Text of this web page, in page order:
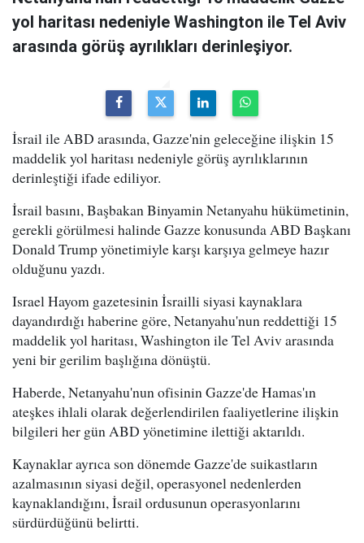
yol haritası nedeniyle Washington ile Tel Aviv
arasında görüş ayrılıkları derinleşiyor.
İsrail ile ABD arasında, Gazze'nin geleceğine ilişkin 15
maddelik yol haritası nedeniyle görüş ayrılıklarının
derinleştiği ifade ediliyor.
İsrail basını, Başbakan Binyamin Netanyahu hükümetinin,
gerekli görülmesi halinde Gazze konusunda ABD Başkanı
Donald Trump yönetimiyle karşı karşıya gelmeye hazır
olduğunu yazdı.
Israel Hayom gazetesinin İsrailli siyasi kaynaklara
dayandırdığı haberine göre, Netanyahu'nun reddettiği 15
maddelik yol haritası, Washington ile Tel Aviv arasında
yeni bir gerilim başlığına dönüştü.
Haberde, Netanyahu'nun ofisinin Gazze'de Hamas'ın
ateşkes ihlali olarak değerlendirilen faaliyetlerine ilişkin
bilgileri her gün ABD yönetimine ilettiği aktarıldı.
Kaynaklar ayrıca son dönemde Gazze'de suikastların
azalmasının siyasi değil, operasyonel nedenlerden
kaynaklandığını, İsrail ordusunun operasyonlarını
sürdürdüğünü belirtti.